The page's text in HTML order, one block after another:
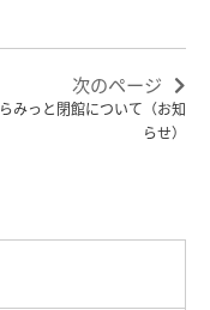
次のページ
みっと閉館について（お知
らせ）